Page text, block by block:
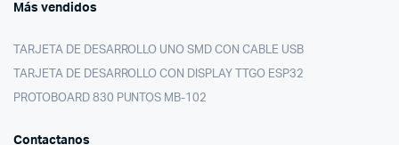
Más vendidos
TARJETA DE DESARROLLO UNO SMD CON CABLE USB
TARJETA DE DESARROLLO CON DISPLAY TTGO ESP32
PROTOBOARD 830 PUNTOS MB-102
Contactanos